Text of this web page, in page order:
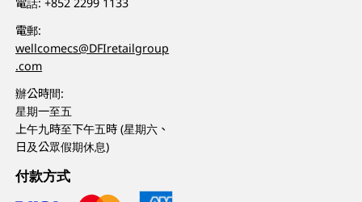
電郵:
wellcomecs@DFIretailgroup
.com
辦公時間:
星期一至五
上午九時至下午五時 (星期六、
日及公眾假期休息)
付款方式